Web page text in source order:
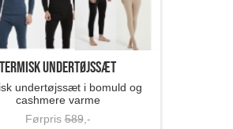
termisk undertøjssæt
undertøjssæt i bomuld og
cashmere varme
Førpris589,-